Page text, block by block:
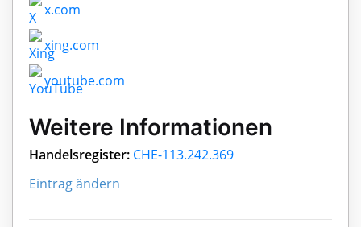
x.com
xing.com
youtube.com
Weitere Informationen
Handelsregister: CHE-113.242.369
Eintrag ändern